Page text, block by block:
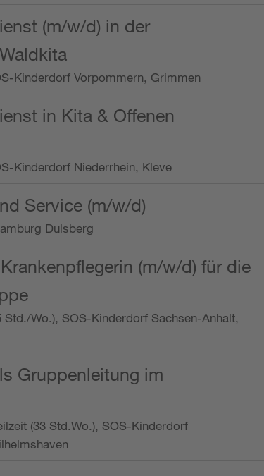
(m/w/d) in der
Kinderdorf Vorpommern, Grimmen
in Kita & Offenen
Kinderdorf Niederrhein, Kleve
Service (m/w/d)
Dulsberg
(m/w/d) für die
Wo.), SOS-Kinderdorf Sachsen-Anhalt,
Gruppenleitung im
(33 Std.Wo.), SOS-Kinderdorf